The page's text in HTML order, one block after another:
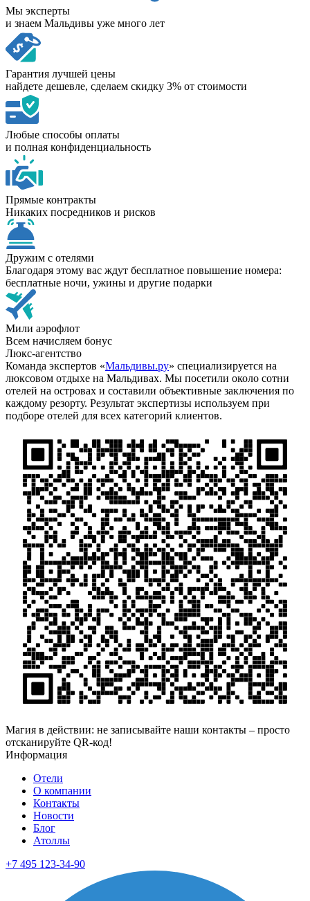
Мы эксперты
и знаем Мальдивы уже много лет
Гарантия лучшей цены
найдете дешевле, сделаем скидку 3% от стоимости
Любые способы оплаты
и полная конфиденциальность
Прямые контракты
Никаких посредников и рисков
Дружим с отелями
Благодаря этому вас ждут бесплатное повышение номера:
бесплатные ночи, ужины и другие подарки
Мили аэрофлот
Всем начисляем бонус
Люкс-агентство
Команда экспертов «Мальдивы.ру» специализируется на
люксовом отдыхе на Мальдивах. Мы посетили около сотни
отелей на островах и составили объективные заключения по
каждому резорту. Результат экспертизы используем при
подборе отелей для всех категорий клиентов.
Магия в действии: не записывайте наши контакты – просто
отсканируйте QR-код!
Информация
Отели
О компании
Контакты
Новости
Блог
Атоллы
+7 495 123-34-90